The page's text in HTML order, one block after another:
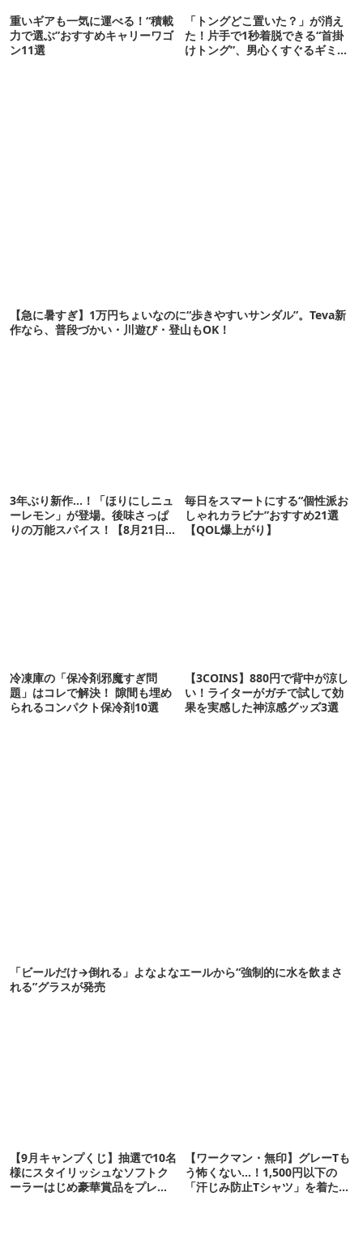
重いギアも一気に運べる！“積載
力で選ぶ”おすすめキャリーワゴ
ン11選
「トングどこ置いた？」が消え
た！片手で1秒着脱できる“首掛
けトング”、男心くすぐるギミッ
【急に暑すぎ】1万円ちょいなのに“歩きやすいサンダル”。Teva新
作なら、普段づかい・川遊び・登山もOK！
3年ぶり新作…！「ほりにしニュ
ーレモン」が登場。後味さっぱ
りの万能スパイス！【8月21日発
毎日をスマートにする“個性派お
しゃれカラビナ”おすすめ21選
【QOL爆上がり】
冷凍庫の「保冷剤邪魔すぎ問
題」はコレで解決！ 隙間も埋め
られるコンパクト保冷剤10選
【3COINS】880円で背中が涼し
い！ライターがガチで試して効
果を実感した神涼感グッズ3選
「ビールだけ→倒れる」よなよなエールから“強制的に水を飲まさ
れる”グラスが発売
【9月キャンプくじ】抽選で10名
様にスタイリッシュなソフトク
ーラーはじめ豪華賞品をプレゼ
【ワークマン・無印】グレーTも
う怖くない…！1,500円以下の
「汗じみ防止Tシャツ」を着たら